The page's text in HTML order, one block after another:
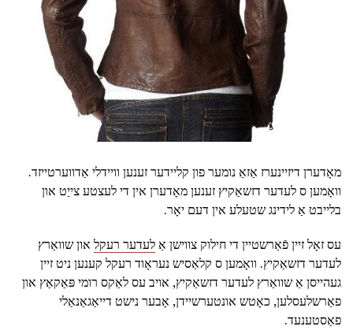
מאָדערן דיזיינערז אַזאַ נומער פון קליידער זענען וויידלי אַדווערטייזד.
וואָמען ס לעדער דזשאַקיץ זענען מאָדערן אין די לעצטע צייַט און
בלייבט אַ לידינג שטעלע אין דעם יאָר.
עס זאָל זיין פֿאַרשטיין די חילוק צווישן אַלעדער רעקל און שוואַרץ
לעדער דזשאַקיץ. וואָמען ס קלאַסיש נעראָוד רעקל קענען ניט זיין
געהייסן אַ שוואַרץ לעדער דזשאַקיץ, אויב עס לאַקס רומי פּאַקאַץ און
פאַרשלעסלען, כאָטש אונטערשיידן, אָבער נישט דייאַגאַנאַלי
פאַסטענעד.